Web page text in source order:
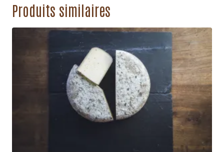
Produits similaires